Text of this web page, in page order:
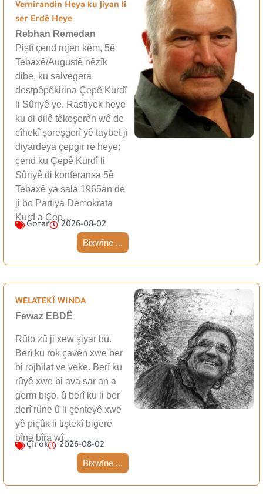
Vemirandin Heya ku Jiyan li
ser Erdê Heye
Rebhan Remedan
Piştî çend rojen kêm, 5ê
Tebaxê/Augustê nêzîk
dibe, ku salvegera
destpêpêkirina Çepê Kurdî
li Sûriyê ye. Rastiyek heye
ku di dilê têkoşerên wê de
cîhekî şoreşgerî yê taybet ji
diyardeya çepgir re heye;
çend ku Çepê Kurdî li
Sûriyê di konferansa 5ê
Tebaxê ya sala 1965an de
ji bo Partiya Demokrata
Kurd a Çep…
Gotar 2026-08-02
Bixwîne ...
WELATEKÎ WINDA
Fewaz EBDÊ
Rûto zû ji xew şiyar bû.
Berî ku rok çavên xwe ber
bi rojhilat ve veke. Berî ku
rûyê xwe bi ava sar an a
germ bişo, û berî ku li ber
derî rûne û li çenteyê xwe
yê piçûk li tiştekî bigere
bîne bîra wî…
Çîrok 2026-08-02
Bixwîne ...